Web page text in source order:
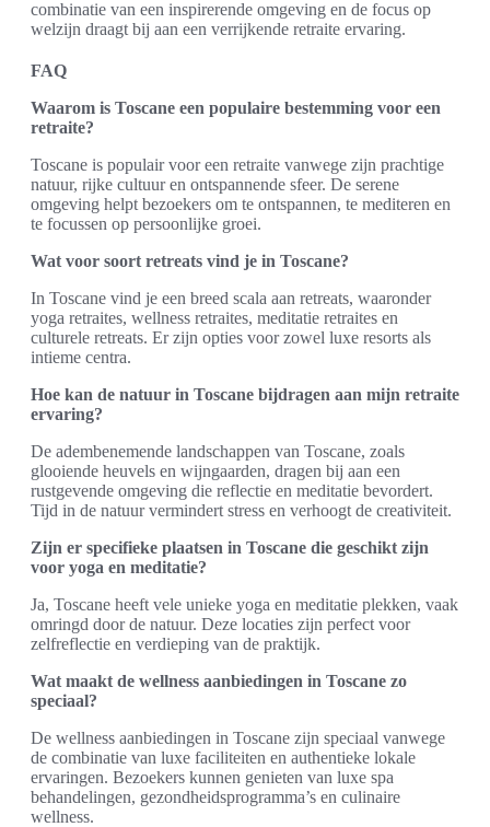
combinatie van een inspirerende omgeving en de focus op
welzijn draagt bij aan een verrijkende retraite ervaring.
FAQ
Waarom is Toscane een populaire bestemming voor een
retraite?
Toscane is populair voor een retraite vanwege zijn prachtige
natuur, rijke cultuur en ontspannende sfeer. De serene
omgeving helpt bezoekers om te ontspannen, te mediteren en
te focussen op persoonlijke groei.
Wat voor soort retreats vind je in Toscane?
In Toscane vind je een breed scala aan retreats, waaronder
yoga retraites, wellness retraites, meditatie retraites en
culturele retreats. Er zijn opties voor zowel luxe resorts als
intieme centra.
Hoe kan de natuur in Toscane bijdragen aan mijn retraite
ervaring?
De adembenemende landschappen van Toscane, zoals
glooiende heuvels en wijngaarden, dragen bij aan een
rustgevende omgeving die reflectie en meditatie bevordert.
Tijd in de natuur vermindert stress en verhoogt de creativiteit.
Zijn er specifieke plaatsen in Toscane die geschikt zijn
voor yoga en meditatie?
Ja, Toscane heeft vele unieke yoga en meditatie plekken, vaak
omringd door de natuur. Deze locaties zijn perfect voor
zelfreflectie en verdieping van de praktijk.
Wat maakt de wellness aanbiedingen in Toscane zo
speciaal?
De wellness aanbiedingen in Toscane zijn speciaal vanwege
de combinatie van luxe faciliteiten en authentieke lokale
ervaringen. Bezoekers kunnen genieten van luxe spa
behandelingen, gezondheidsprogramma’s en culinaire
wellness.